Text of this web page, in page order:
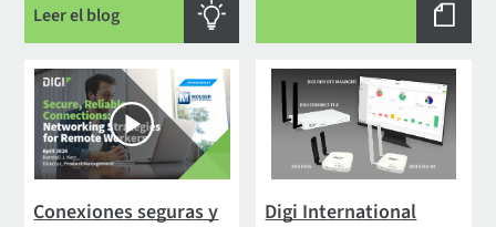
Leer el blog
Conexiones seguras y
Digi International